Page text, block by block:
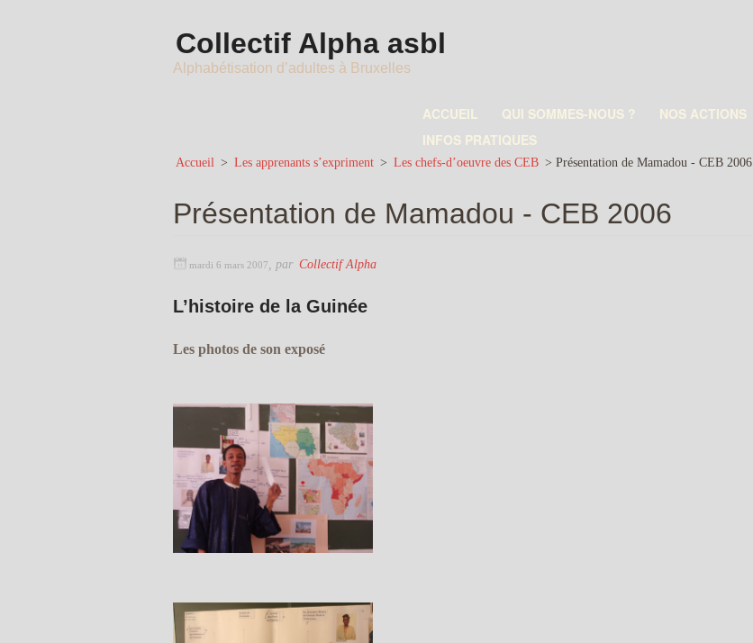
Collectif Alpha asbl
Alphabétisation d’adultes à Bruxelles
ACCUEIL QUI SOMMES-NOUS ? NOS ACTIONS
INFOS PRATIQUES
Accueil > Les apprenants s’expriment > Les chefs-d’oeuvre des CEB > Présentation de Mamadou - CEB 2006
Présentation de Mamadou - CEB 2006
mardi 6 mars 2007 par Collectif Alpha
L’histoire de la Guinée
Les photos de son exposé